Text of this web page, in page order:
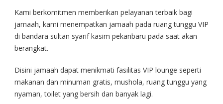
Kami berkomitmen memberikan pelayanan terbaik bagi
jamaah, kami menempatkan jamaah pada ruang tunggu VIP
di bandara sultan syarif kasim pekanbaru pada saat akan
berangkat.
Disini jamaah dapat menikmati fasilitas VIP lounge seperti
makanan dan minuman gratis, mushola, ruang tunggu yang
nyaman, toilet yang bersih dan banyak lagi.